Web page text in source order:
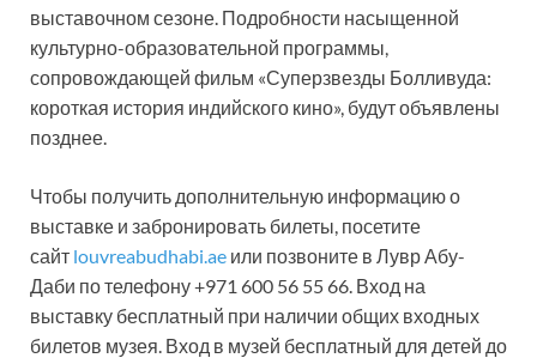
выставочном сезоне. Подробности насыщенной
культурно-образовательной программы,
сопровождающей фильм «Суперзвезды Болливуда:
короткая история индийского кино», будут объявлены
позднее.
Чтобы получить дополнительную информацию о
выставке и забронировать билеты, посетите
сайт louvreabudhabi.ae или позвоните в Лувр Абу-
Даби по телефону +971 600 56 55 66. Вход на
выставку бесплатный при наличии общих входных
билетов музея. Вход в музей бесплатный для детей до